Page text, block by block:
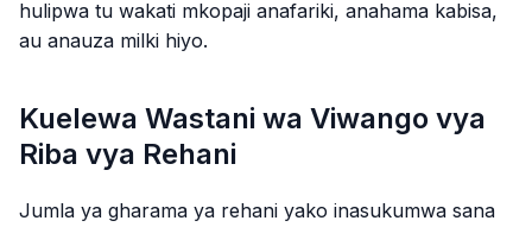
hulipwa tu wakati mkopaji anafariki, anahama kabisa,
au anauza milki hiyo.
Kuelewa Wastani wa Viwango vya
Riba vya Rehani
Jumla ya gharama ya rehani yako inasukumwa sana